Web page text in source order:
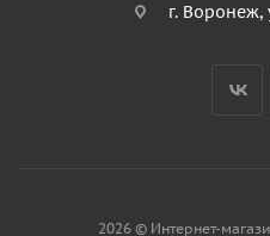
г. Воронеж,
2026 © Интернет-